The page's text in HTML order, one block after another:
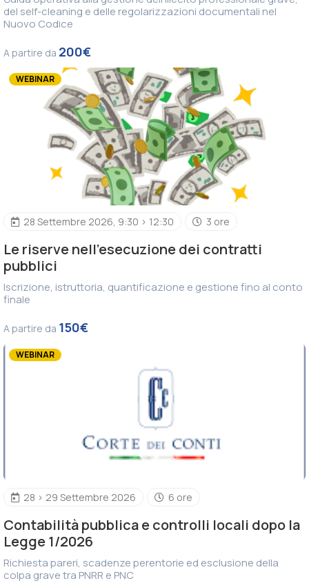
del self-cleaning e delle regolarizzazioni documentali nel
Nuovo Codice
A partire da 200€
WEBINAR
28 Settembre 2026, 9:30 > 12:30 3 ore
Le riserve nell’esecuzione dei contratti
pubblici
Iscrizione, istruttoria, quantificazione e gestione fino al conto
finale
A partire da 150€
WEBINAR
28 > 29 Settembre 2026 6 ore
Contabilità pubblica e controlli locali dopo la
Legge 1/2026
Richiesta pareri, scadenze perentorie ed esclusione della
colpa grave tra PNRR e PNC